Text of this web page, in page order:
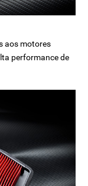
aos motores
performance de